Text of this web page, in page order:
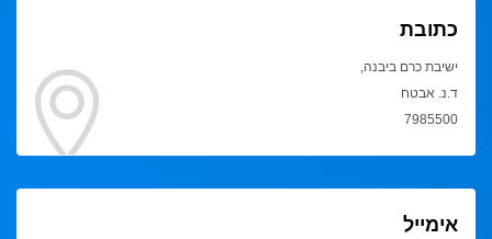
כתובת
ישיבת כרם ביבנה,
ד.נ. אבטח
7985500
אימייל